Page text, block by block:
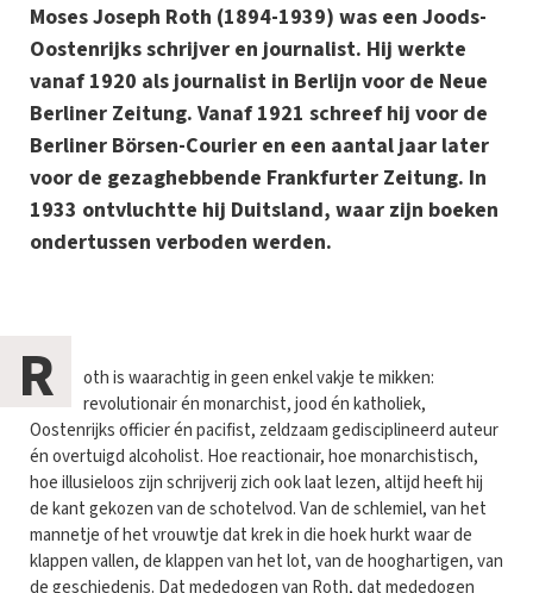
Moses Joseph Roth (1894-1939) was een Joods-
Oostenrijks schrijver en journalist. Hij werkte
vanaf 1920 als journalist in Berlijn voor de Neue
Berliner Zeitung. Vanaf 1921 schreef hij voor de
Berliner Börsen-Courier en een aantal jaar later
voor de gezaghebbende Frankfurter Zeitung. In
1933 ontvluchtte hij Duitsland, waar zijn boeken
ondertussen verboden werden.
R
oth is waarachtig in geen enkel vakje te mikken:
revolutionair én monarchist, jood én katholiek,
Oostenrijks officier én pacifist, zeldzaam gedisciplineerd auteur
én overtuigd alcoholist. Hoe reactionair, hoe monarchistisch,
hoe illusieloos zijn schrijverij zich ook laat lezen, altijd heeft hij
de kant gekozen van de schotelvod. Van de schlemiel, van het
mannetje of het vrouwtje dat krek in die hoek hurkt waar de
klappen vallen, de klappen van het lot, van de hooghartigen, van
de geschiedenis. Dat mededogen van Roth, dat mededogen